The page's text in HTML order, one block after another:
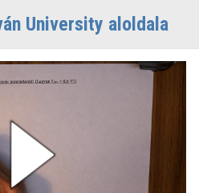
University aloldala